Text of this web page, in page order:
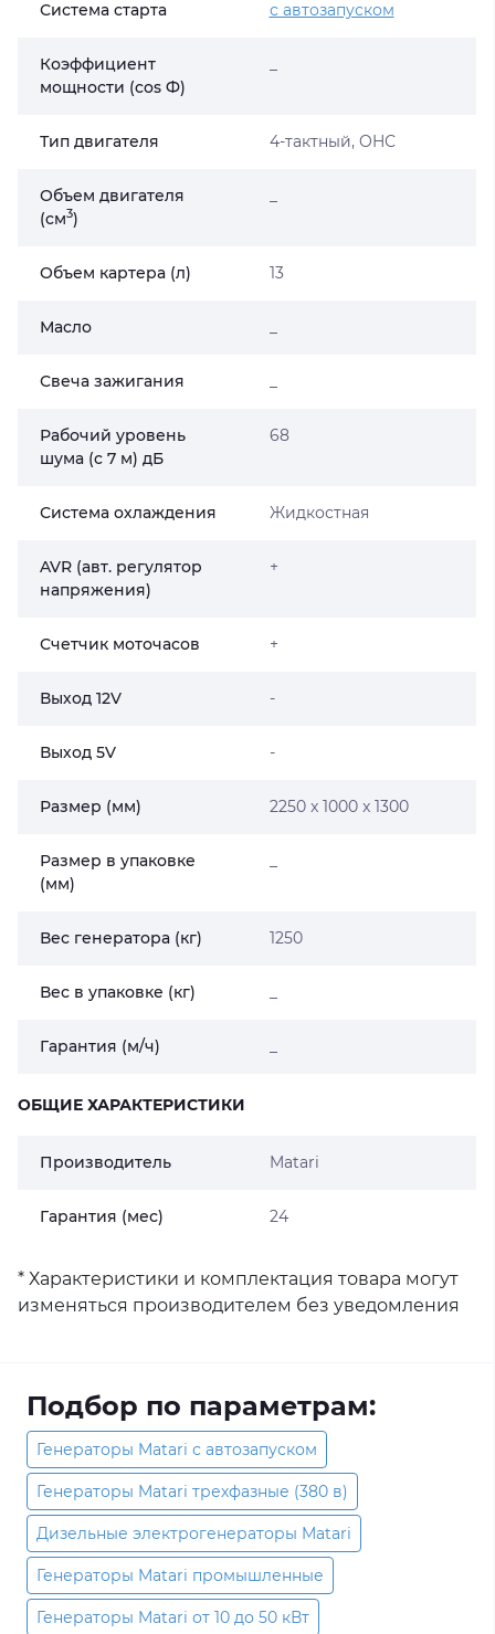
Система старта с автозапуском
Коэффициент
мощности (cos Ф)
Тип двигателя 4-тактный, OHС
Объем двигателя
(cм3)
Объем картера (л) 13
Масло
Свеча зажигания
Рабочий уровень
шума (c 7 м) дБ
68
Система охлаждения Жидкостная
AVR (авт. регулятор
напряжения)
+
Счетчик моточасов +
Выход 12V -
Выход 5V -
Размер (мм) 2250 x 1000 x 1300
Размер в упаковке
(мм)
Вес генератора (кг) 1250
Вес в упаковке (кг)
Гарантия (м/ч)
ОБЩИЕ ХАРАКТЕРИСТИКИ
Производитель Matari
Гарантия (мес) 24
* Характеристики и комплектация товара могут
изменяться производителем без уведомления
Подбор по параметрам:
Генераторы Matari с автозапуском
Генераторы Matari трехфазные (380 в)
Дизельные электрогенераторы Matari
Генераторы Matari промышленные
Генераторы Matari от 10 до 50 кВт